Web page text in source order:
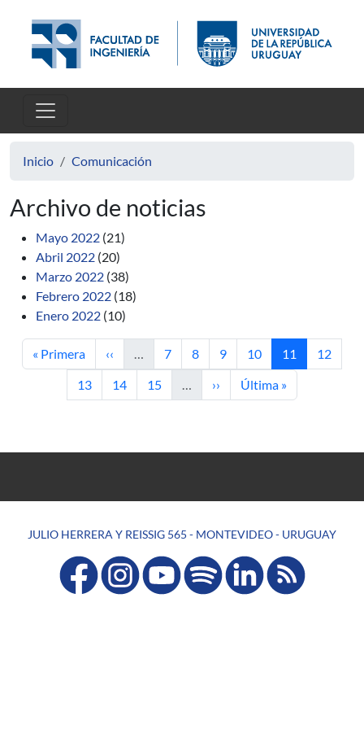
Inicio Comunicación
Archivo de noticias
Mayo 2022 (21)
Abril 2022 (20)
Marzo 2022 (38)
Febrero 2022 (18)
Enero 2022 (10)
Primera página
« Primera Página anterior
‹‹ … Página
7 Página
8 Página
9 Página
10 Página actual
11 Página
12
Página
13 Página
14 Página
15 … Siguiente página
›› Última página
Última »
JULIO HERRERA Y REISSIG 565 - MONTEVIDEO - URUGUAY